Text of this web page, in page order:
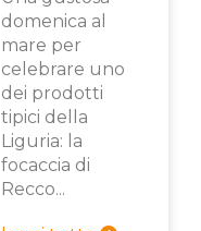
domenica al
mare per
celebrare uno
dei prodotti
tipici della
Liguria: la
focaccia di
Recco...